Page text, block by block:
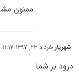
ممنون
شهریار خرداد ۲۳, ۱۳۹۷ at ۱۱:۱۷ ق٫ظ
درود بر شما